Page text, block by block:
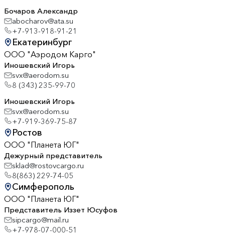
Бочаров Александр
abocharov@ata.su
+7-913-918-91-21
Екатеринбург
ООО "Аэродом Карго"
Иношевский Игорь
svx@aerodom.su
8 (343) 235-99-70
Иношевский Игорь
svx@aerodom.su
+7-919-369-75-87
Ростов
ООО "Планета ЮГ"
Дежурный представитель
sklad@rostovcargo.ru
8(863) 229-74-05
Симферополь
ООО "Планета ЮГ"
Представитель Иззет Юсуфов
sipcargo@mail.ru
+7-978-07-000-51